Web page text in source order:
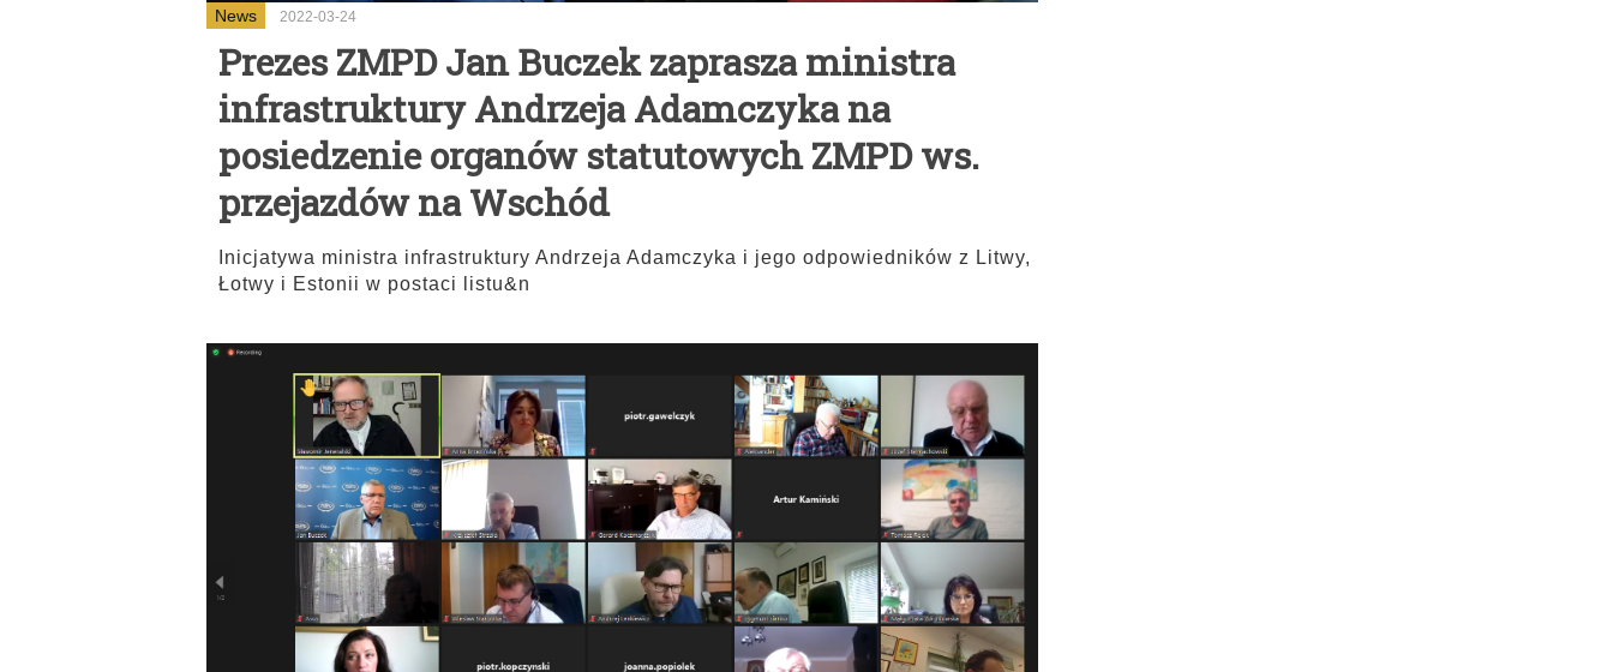
News 2022-03-24
Prezes ZMPD Jan Buczek zaprasza ministra
infrastruktury Andrzeja Adamczyka na
posiedzenie organów statutowych ZMPD ws.
przejazdów na Wschód
Inicjatywa ministra infrastruktury Andrzeja Adamczyka i jego odpowiedników z Litwy,
Łotwy i Estonii w postaci listu&n